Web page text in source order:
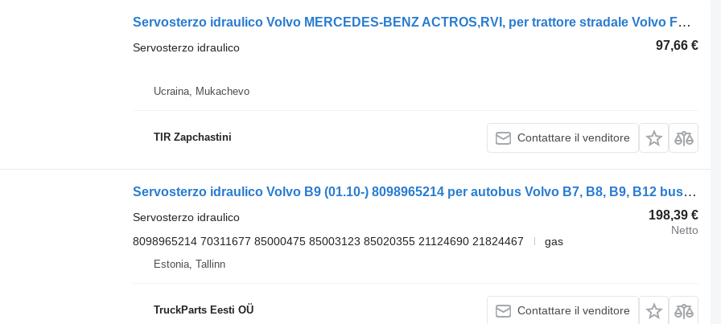
Servosterzo idraulico Volvo MERCEDES-BENZ ACTROS,RVI, per trattore stradale Volvo FH12
97,66 €
Servosterzo idraulico
Ucraina, Mukachevo
TIR Zapchastini Contattare il venditore
Servosterzo idraulico Volvo B9 (01.10-) 8098965214 per autobus Volvo B7, B8, B9, B12 bus (2005-)
198,39 €
Netto
Servosterzo idraulico
8098965214 70311677 85000475 85003123 85020355 21124690 21824467
gas
Estonia, Tallinn
TruckParts Eesti OÜ Contattare il venditore